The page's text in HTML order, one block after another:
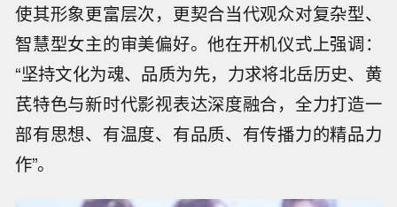
使其形象更富层次，更契合当代观众对复杂型、
智慧型女主的审美偏好。他在开机仪式上强调：
“坚持文化为魂、品质为先，力求将北岳历史、黄
芪特色与新时代影视表达深度融合，全力打造一
部有思想、有温度、有品质、有传播力的精品力
作”。